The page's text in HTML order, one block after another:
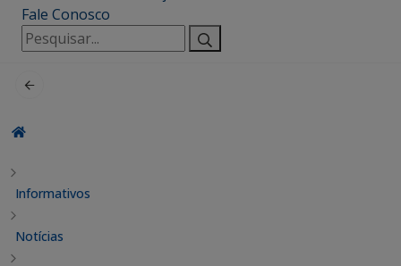
Fale Conosco
Pesquisar
por:
Informativos
Notícias